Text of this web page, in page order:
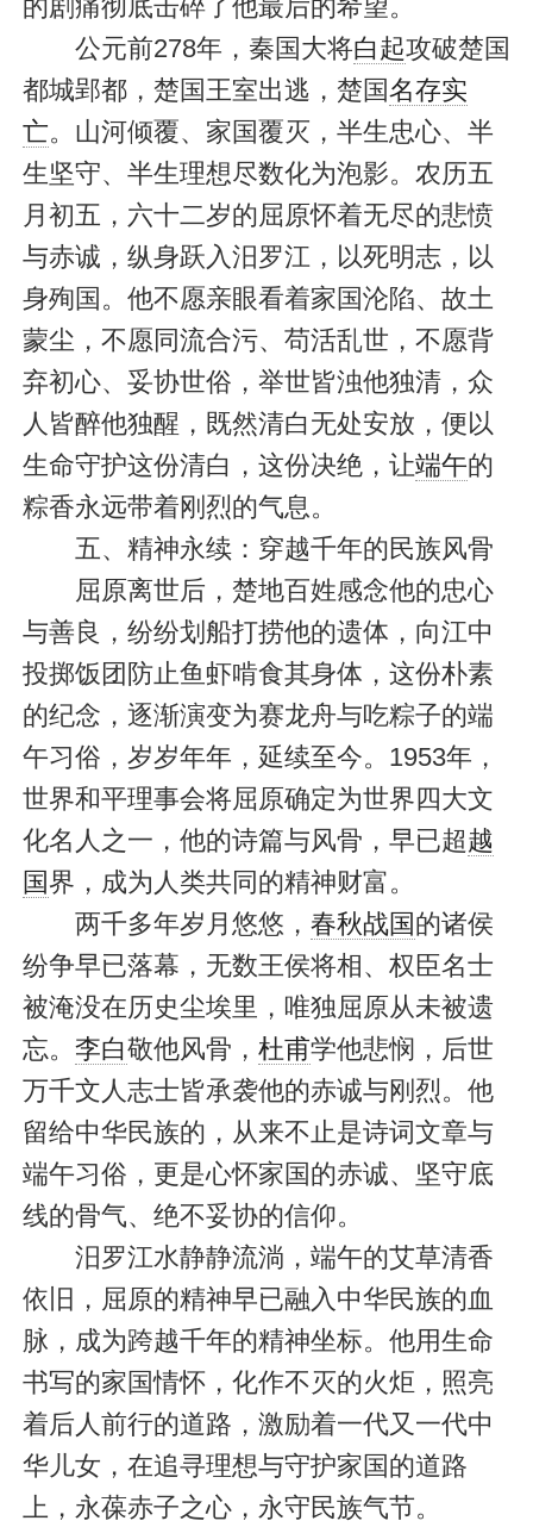
的剧痛彻底击碎了他最后的希望。
公元前278年，秦国大将白起攻破楚国
都城郢都，楚国王室出逃，楚国名存实
亡。山河倾覆、家国覆灭，半生忠心、半
生坚守、半生理想尽数化为泡影。农历五
月初五，六十二岁的屈原怀着无尽的悲愤
与赤诚，纵身跃入汨罗江，以死明志，以
身殉国。他不愿亲眼看着家国沦陷、故土
蒙尘，不愿同流合污、苟活乱世，不愿背
弃初心、妥协世俗，举世皆浊他独清，众
人皆醉他独醒，既然清白无处安放，便以
生命守护这份清白，这份决绝，让端午的
粽香永远带着刚烈的气息。
五、精神永续：穿越千年的民族风骨
屈原离世后，楚地百姓感念他的忠心
与善良，纷纷划船打捞他的遗体，向江中
投掷饭团防止鱼虾啃食其身体，这份朴素
的纪念，逐渐演变为赛龙舟与吃粽子的端
午习俗，岁岁年年，延续至今。1953年，
世界和平理事会将屈原确定为世界四大文
化名人之一，他的诗篇与风骨，早已超越
国界，成为人类共同的精神财富。
两千多年岁月悠悠， 春秋战国的诸侯
纷争早已落幕，无数王侯将相、权臣名士
被淹没在历史尘埃里，唯独屈原从未被遗
忘。 李白敬他风骨， 杜甫学他悲悯，后世
万千文人志士皆承袭他的赤诚与刚烈。他
留给中华民族的，从来不止是诗词文章与
端午习俗，更是心怀家国的赤诚、坚守底
线的骨气、绝不妥协的信仰。
汨罗江水静静流淌，端午的艾草清香
依旧，屈原的精神早已融入中华民族的血
脉，成为跨越千年的精神坐标。他用生命
书写的家国情怀，化作不灭的火炬，照亮
着后人前行的道路，激励着一代又一代中
华儿女，在追寻理想与守护家国的道路
上，永葆赤子之心，永守民族气节。